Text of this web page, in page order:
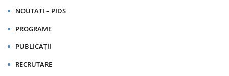
NOUTATI – PIDS
PROGRAME
PUBLICAȚII
RECRUTARE